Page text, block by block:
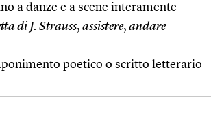
a danze e a scene interamente
di J. Strauss, assistere, andare
poetico o scritto letterario